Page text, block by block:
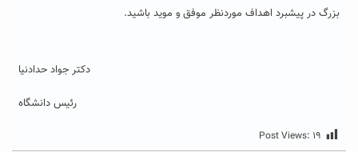
بزرگ در پیشبرد اهداف موردنظر موفق و موید باشید.
دکتر جواد حدادنیا
رئیس دانشگاه
Post Views: ۱۹